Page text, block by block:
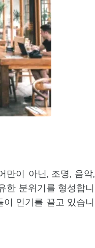
만이 아닌, 조명, 음악,
한 분위기를 형성합니
인기를 끌고 있습니